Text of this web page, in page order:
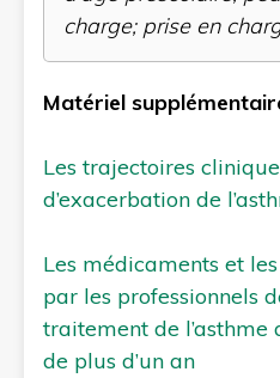
charge; prise en
Matériel
Les trajectoires
d’exacerbation de
Les médicaments et
par les professionnels
traitement de l’asthme
de plus d’un an